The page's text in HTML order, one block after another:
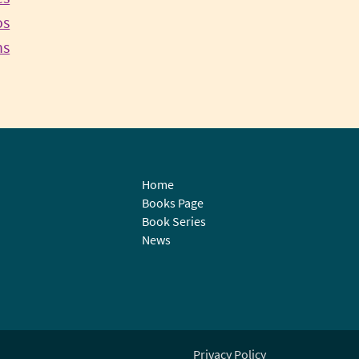
Continue
Home
Books Page
Book Series
News
Privacy Policy